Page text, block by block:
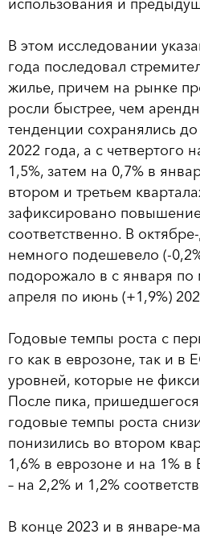
использования и
В этом исследовании
года последовал
жилье, причем на рынке
росли быстрее, чем
тенденции сохранялись до
2022 года, а с четвертого
1,5%, затем на 0,7% в
втором и третьем
зафиксировано
соответственно. В
немного подешевело (-
подорожало в с января по
апреля по июнь (+1,9%)
Годовые темпы роста с
го как в еврозоне, так и в
уровней, которые не
После пика,
годовые темпы роста
понизились во втором
1,6% в еврозоне и на 1% в
– на 2,2% и 1,2%
В конце 2023 и в январе-